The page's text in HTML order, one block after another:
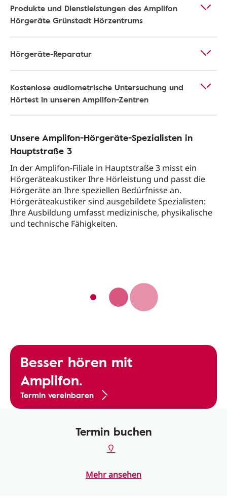
Produkte und Dienstleistungen des Amplifon
Hörgeräte Grünstadt Hörzentrums
Hörgeräte-Reparatur
Kostenlose audiometrische Untersuchung und
Hörtest in unseren Amplifon-Zentren
Unsere Amplifon-Hörgeräte-Spezialisten in
Hauptstraße 3
In der Amplifon-Filiale in Hauptstraße 3 misst ein
Hörgeräteakustiker Ihre Hörleistung und passt die
Hörgeräte an Ihre speziellen Bedürfnisse an.
Hörgeräteakustiker sind ausgebildete Spezialisten:
Ihre Ausbildung umfasst medizinische, physikalische
und technische Fähigkeiten.
Besser hören mit
Amplifon.
Termin vereinbaren
Termin buchen
Mehr ansehen